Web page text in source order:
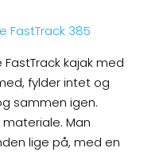
FastTrack 385
kajak med
fylder intet og
sammen igen.
Man
lige på, med en